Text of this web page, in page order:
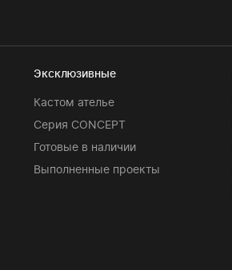
Эксклюзивные
Кастом ателье
Серия CONCEPT
Готовые в наличии
Выполненные проекты